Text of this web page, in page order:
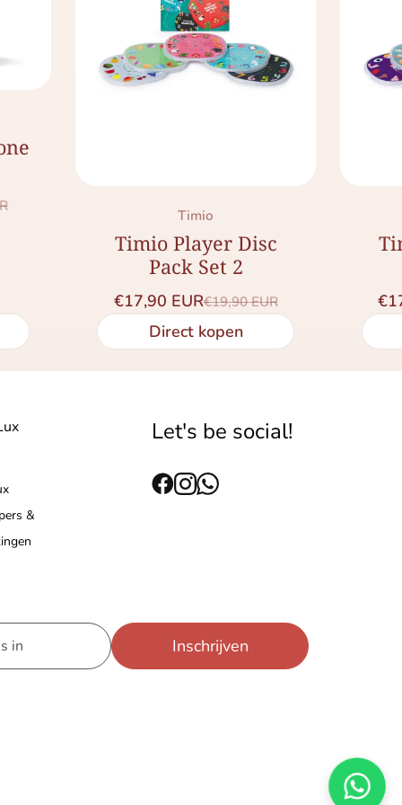
Merk:
Timio
Timio Player Disc
Pack Set 2
Saleprijs
€17,90 EURNormale prijs
€19,90 EUR
Direct kopen
&
Let's be social!
Inschrijven